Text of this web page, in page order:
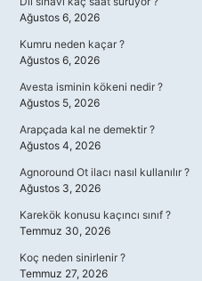
Ağustos 6, 2026
Kumru neden kaçar ?
Ağustos 6, 2026
Avesta isminin kökeni nedir ?
Ağustos 5, 2026
Arapçada kal ne demektir ?
Ağustos 4, 2026
Agnoround Ot ilacı nasıl kullanılır ?
Ağustos 3, 2026
Karekök konusu kaçıncı sınıf ?
Temmuz 30, 2026
Koç neden sinirlenir ?
Temmuz 27, 2026